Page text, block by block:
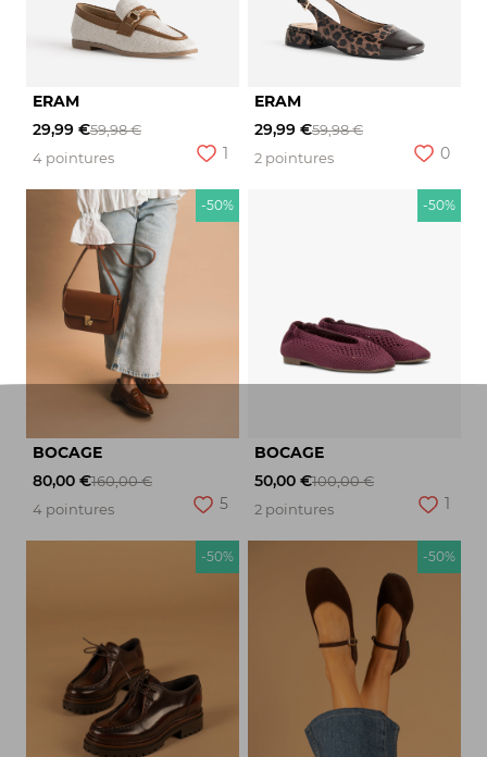
ERAM
29,99 €59,98 €
4 pointures
1
ERAM
29,99 €59,98 €
2 pointures
0
-50%
BOCAGE
80,00 €160,00 €
4 pointures
5
-50%
BOCAGE
50,00 €100,00 €
2 pointures
1
-50% -50%